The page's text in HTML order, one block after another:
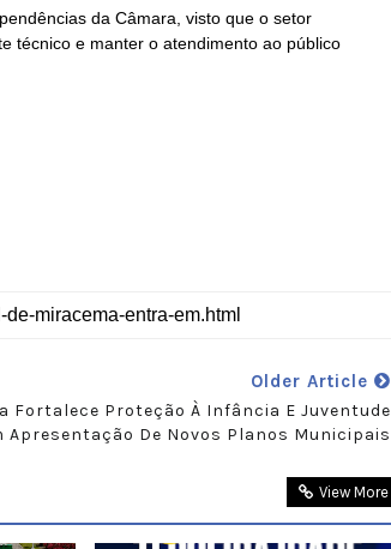
da Câmara, visto que o setor
técnico e manter o atendimento ao público
Older Article
Fortalece Proteção À Infância E Juventude
Apresentação De Novos Planos Municipais
View More